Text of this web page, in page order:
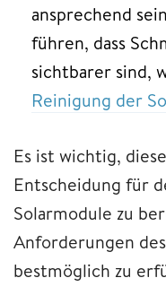
ansprechend
führen, dass
sichtbarer sind,
Reinigung der
Es ist wichtig,
Entscheidung für
Solarmodule zu
Anforderungen
bestmöglich zu